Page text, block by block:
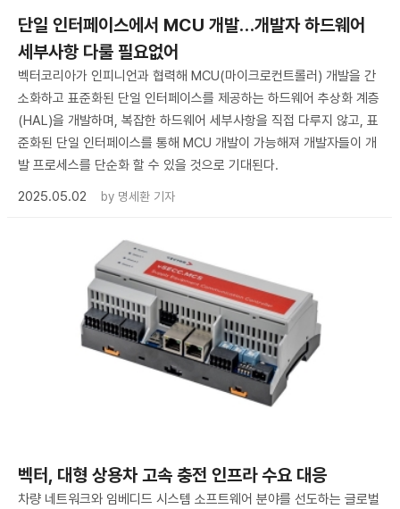
단일 인터페이스에서 MCU 개발…개발자 하드웨어
세부사항 다룰 필요없어
벡터코리아가 인피니언과 협력해 MCU(마이크로컨트롤러) 개발을 간
소화하고 표준화된 단일 인터페이스를 제공하는 하드웨어 추상화 계층
(HAL)을 개발하며, 복잡한 하드웨어 세부사항을 직접 다루지 않고, 표
준화된 단일 인터페이스를 통해 MCU 개발이 가능해져 개발자들이 개
발 프로세스를 단순화 할 수 있을 것으로 기대된다.
2025.05.02
by 명세환 기자
벡터, 대형 상용차 고속 충전 인프라 수요 대응
차량 네트워크와 임베디드 시스템 소프트웨어 분야를 선도하는 글로벌